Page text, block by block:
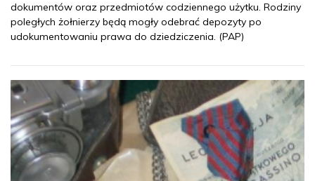
dokumentów oraz przedmiotów codziennego użytku. Rodziny
poległych żołnierzy będą mogły odebrać depozyty po
udokumentowaniu prawa do dziedziczenia. (PAP)